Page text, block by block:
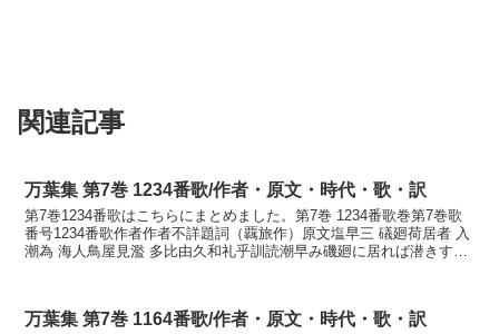
関連記事
万葉集 第7巻 1234番歌/作者・原文・時代・歌・訳
第7巻1234番歌はこちらにまとめました。第7巻 1234番歌巻第7巻歌
番号1234番歌作者作者不詳題詞（覊旅作）原文塩早三 礒廻荷居者 入
潮為 海人鳥屋見濫 多比由久和礼乎訓読潮早み磯廻に居れば潜きする
万葉集 第7巻 1164番歌/作者・原文・時代・歌・訳